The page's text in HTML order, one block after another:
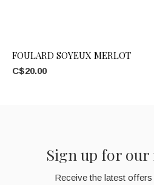
FOULARD SOYEUX MERLOT
C$20.00
Sign up for
Receive the latest